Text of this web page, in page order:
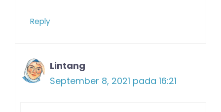
Reply
Lintang
September 8, 2021 pada 16:21